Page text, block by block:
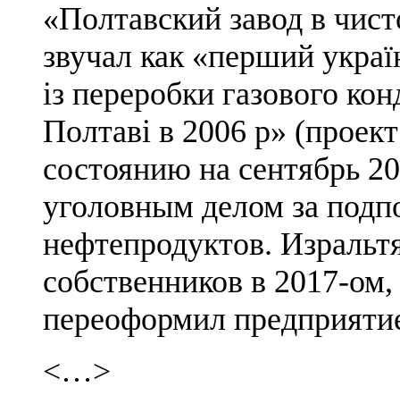
«Полтавский завод в
звучал как «перший
із переробки газового
Полтаві в 2006 р»
состоянию на сентябрь
уголовным делом за
нефтепродуктов.
собственников в 2017-
переоформил
<…>